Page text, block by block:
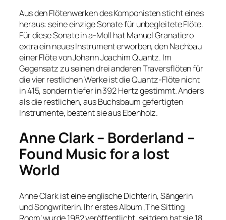
Aus den Flötenwerken des Komponisten sticht eines
heraus: seine einzige Sonate für unbegleitete Flöte.
Für diese Sonate in a-Moll hat Manuel Granatiero
extra ein neues Instrument erworben, den Nachbau
einer Flöte von Johann Joachim Quantz. Im
Gegensatz zu seinen drei anderen Traversflöten für
die vier restlichen Werke ist die Quantz-Flöte nicht
in 415, sondern tiefer in 392 Hertz gestimmt. Anders
als die restlichen, aus Buchsbaum gefertigten
Instrumente, besteht sie aus Ebenholz.
Anne Clark – Borderland –
Found Music for a lost
World
Anne Clark ist eine englische Dichterin, Sängerin
und Songwriterin. Ihr erstes Album ‚The Sitting